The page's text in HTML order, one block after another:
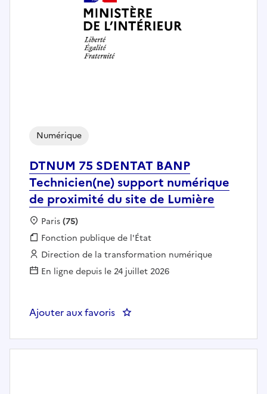
DTNUM 75 SDENTAT BANP
Technicien(ne) support numérique
de proximité du site de Lumière
Numérique
Localisation :
Paris(75)
Fonction publique :
Fonction publique de l'État
Employeur :
Direction de la transformation numérique
En ligne depuis le 24 juillet 2026
Ajouter aux favoris : DTNUM 75 SDENTAT BANP